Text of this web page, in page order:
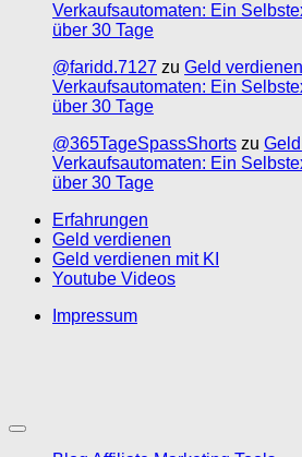
Verkaufsautomaten: Ein
über 30 Tage
@faridd.7127 zu Geld
Verkaufsautomaten: Ein
über 30 Tage
@365TageSpassShorts zu
Verkaufsautomaten: Ein
über 30 Tage
Erfahrungen
Geld verdienen
Geld verdienen mit KI
Youtube Videos
Impressum